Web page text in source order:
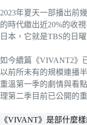
2023年夏天一部播出前
的時代繳出近20%的收
日本，它就是TBS的日
如今續篇《VIVANT2》
以前所未有的規模連播
重溫第一季的劇情與看
理第二季目前已公開的
《VIVANT》是部什麼樣